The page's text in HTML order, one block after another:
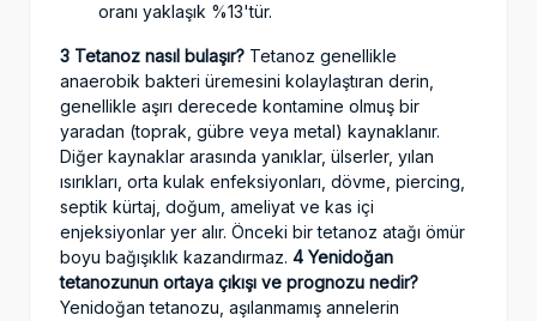
oranı yaklaşık %13'tür.
3 Tetanoz nasıl bulaşır? Tetanoz genellikle
anaerobik bakteri üremesini kolaylaştıran derin,
genellikle aşırı derecede kontamine olmuş bir
yaradan (toprak, gübre veya metal) kaynaklanır.
Diğer kaynaklar arasında yanıklar, ülserler, yılan
ısırıkları, orta kulak enfeksiyonları, dövme, piercing,
septik kürtaj, doğum, ameliyat ve kas içi
enjeksiyonlar yer alır. Önceki bir tetanoz atağı ömür
boyu bağışıklık kazandırmaz. 4 Yenidoğan
tetanozunun ortaya çıkışı ve prognozu nedir?
Yenidoğan tetanozu, aşılanmamış annelerin